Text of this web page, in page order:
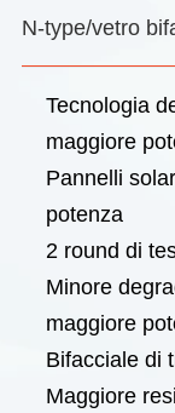
N-type/vetro
Tecnologia
maggiore
Pannelli
potenza
2 round di
Minore
maggiore
Bifacciale di
Maggiore